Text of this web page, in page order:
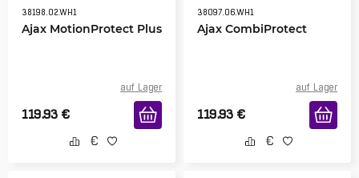
38198.02.WH1
Ajax MotionProtect Plus
auf Lager
119.93 €
38097.06.WH1
Ajax CombiProtect
auf Lager
119.93 €